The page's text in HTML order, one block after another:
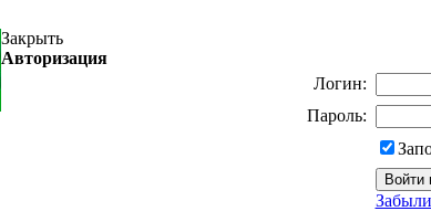
Закрыть
Авторизация
Логин:
Пароль: